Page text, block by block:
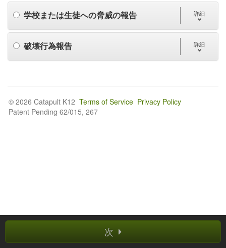
学校または生徒への脅威の報告 詳細
破壊行為報告 詳細
次
© 2026 Catapult K12 Terms of Service Privacy Policy
Patent Pending 62/015, 267